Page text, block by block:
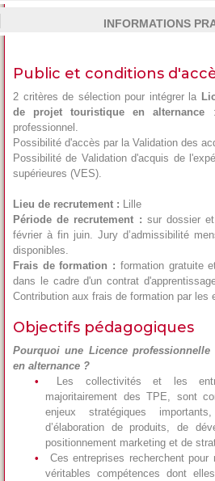
INFORMATIONS
Public et conditions
2 critères de sélection pour intégrer la
de projet touristique en alternance
professionnel.
Possibilité d'accès par la Validation des
Possibilité de Validation d'acquis de
supérieures (VES).
Lieu de recrutement : Lille
Période de recrutement : sur dossier
février à fin juin. Jury d’admissibilité
disponibles.
Frais de formation : formation gratuite
dans le cadre d'un contrat
Contribution aux frais de formation par les
Objectifs pédagogiques
Pourquoi une Licence
en alternance ?
Les collectivités et les
majoritairement des TPE, sont
enjeux stratégiques
d’élaboration de produits, de
positionnement marketing et de
Ces entreprises recherchent
véritables compétences dont